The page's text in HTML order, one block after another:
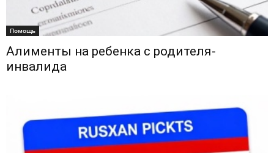
Помощь
Алименты на ребенка с родителя-
инвалида